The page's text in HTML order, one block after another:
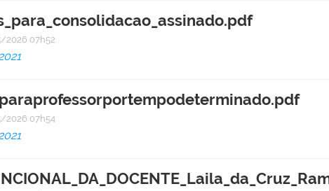
2026 07h52
2026 07h54